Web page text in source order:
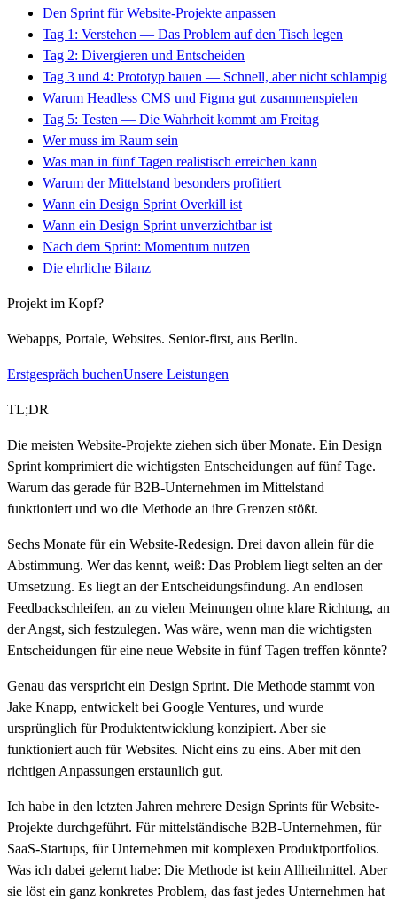
Den Sprint für Website-Projekte anpassen
Tag 1: Verstehen — Das Problem auf den Tisch legen
Tag 2: Divergieren und Entscheiden
Tag 3 und 4: Prototyp bauen — Schnell, aber nicht schlampig
Warum Headless CMS und Figma gut zusammenspielen
Tag 5: Testen — Die Wahrheit kommt am Freitag
Wer muss im Raum sein
Was man in fünf Tagen realistisch erreichen kann
Warum der Mittelstand besonders profitiert
Wann ein Design Sprint Overkill ist
Wann ein Design Sprint unverzichtbar ist
Nach dem Sprint: Momentum nutzen
Die ehrliche Bilanz
Projekt im Kopf?
Webapps, Portale, Websites. Senior-first, aus Berlin.
Erstgespräch buchenUnsere Leistungen
TL;DR
Die meisten Website-Projekte ziehen sich über Monate. Ein Design
Sprint komprimiert die wichtigsten Entscheidungen auf fünf Tage.
Warum das gerade für B2B-Unternehmen im Mittelstand
funktioniert und wo die Methode an ihre Grenzen stößt.
Sechs Monate für ein Website-Redesign. Drei davon allein für die
Abstimmung. Wer das kennt, weiß: Das Problem liegt selten an der
Umsetzung. Es liegt an der Entscheidungsfindung. An endlosen
Feedbackschleifen, an zu vielen Meinungen ohne klare Richtung, an
der Angst, sich festzulegen. Was wäre, wenn man die wichtigsten
Entscheidungen für eine neue Website in fünf Tagen treffen könnte?
Genau das verspricht ein Design Sprint. Die Methode stammt von
Jake Knapp, entwickelt bei Google Ventures, und wurde
ursprünglich für Produktentwicklung konzipiert. Aber sie
funktioniert auch für Websites. Nicht eins zu eins. Aber mit den
richtigen Anpassungen erstaunlich gut.
Ich habe in den letzten Jahren mehrere Design Sprints für Website-
Projekte durchgeführt. Für mittelständische B2B-Unternehmen, für
SaaS-Startups, für Unternehmen mit komplexen Produktportfolios.
Was ich dabei gelernt habe: Die Methode ist kein Allheilmittel. Aber
sie löst ein ganz konkretes Problem, das fast jedes Unternehmen hat